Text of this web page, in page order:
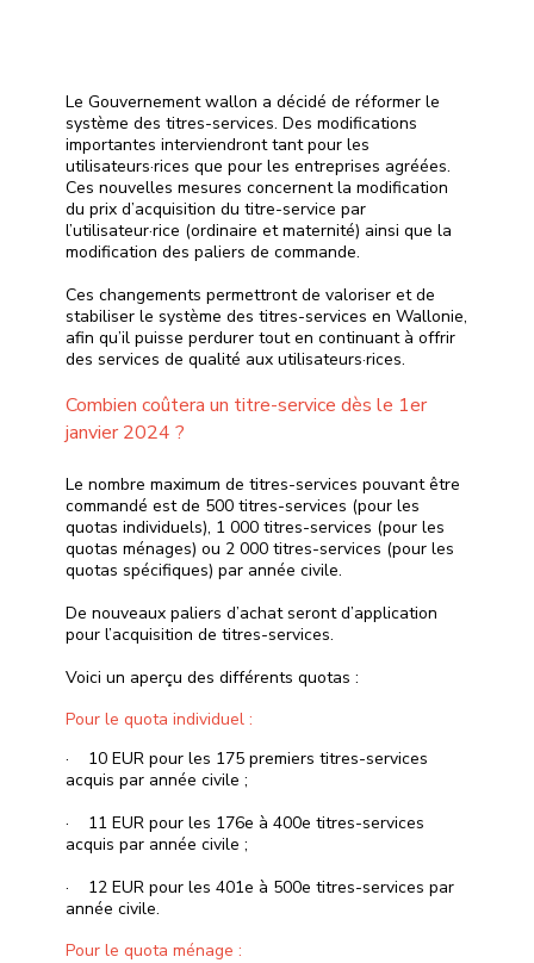
Le Gouvernement wallon a décidé de réformer le
système des titres-services. Des modifications
importantes interviendront tant pour les
utilisateurs·rices que pour les entreprises agréées.
Ces nouvelles mesures concernent la modification
du prix d’acquisition du titre-service par
l’utilisateur·rice (ordinaire et maternité) ainsi que la
modification des paliers de commande.
Ces changements permettront de valoriser et de
stabiliser le système des titres-services en Wallonie,
afin qu’il puisse perdurer tout en continuant à offrir
des services de qualité aux utilisateurs·rices.
Combien coûtera un titre-service dès le 1er
janvier 2024 ?
Le nombre maximum de titres-services pouvant être
commandé est de 500 titres-services (pour les
quotas individuels), 1 000 titres-services (pour les
quotas ménages) ou 2 000 titres-services (pour les
quotas spécifiques) par année civile.
De nouveaux paliers d’achat seront d’application
pour l’acquisition de titres-services.
Voici un aperçu des différents quotas :
Pour le quota individuel :
· 10 EUR pour les 175 premiers titres-services
acquis par année civile ;
· 11 EUR pour les 176e à 400e titres-services
acquis par année civile ;
· 12 EUR pour les 401e à 500e titres-services par
année civile.
Pour le quota ménage :